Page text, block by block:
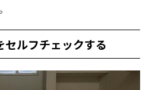
ルフチェックする